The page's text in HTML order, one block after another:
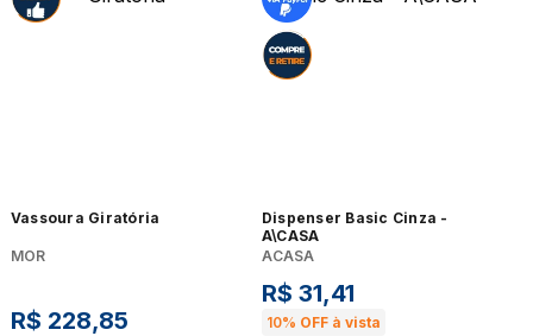
Vassoura Giratória
MOR
R$ 228,85
Dispenser Basic Cinza -
A\CASA
ACASA
R$ 31,41
10% OFF à vista